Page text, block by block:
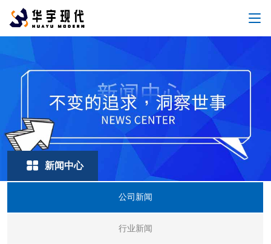
新闻中心
公司新闻
行业新闻